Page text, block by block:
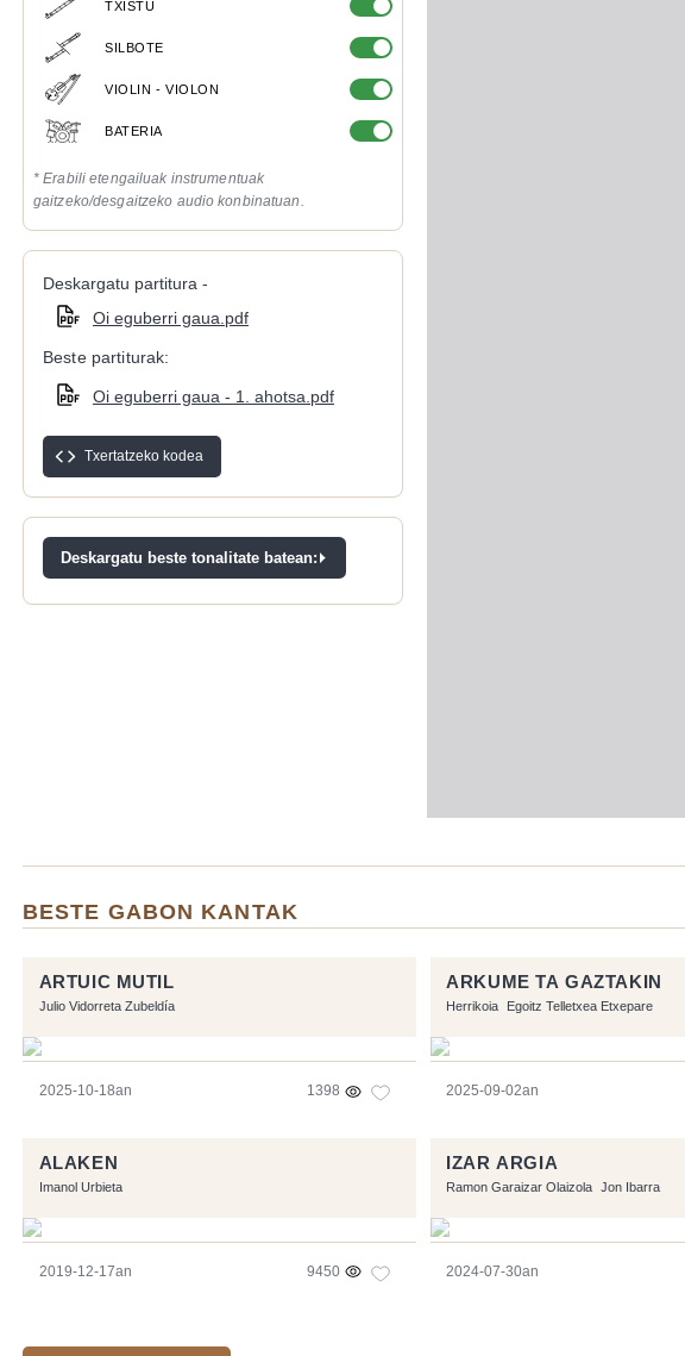
TXISTU
SILBOTE
VIOLIN - VIOLON
BATERIA
* Erabili etengailuak instrumentuak
gaitzeko/desgaitzeko audio konbinatuan.
Deskargatu partitura -
Oi eguberri gaua.pdf
Beste partiturak:
Oi eguberri gaua - 1. ahotsa.pdf
Txertatzeko kodea
Deskargatu beste tonalitate batean:
BESTE GABON KANTAK
ARTUIC MUTIL
Julio Vidorreta Zubeldía
2025-10-18an 1398
ARKUME TA GAZTAKIN
Herrikoia Egoitz Telletxea Etxepare
2025-09-02an
ALAKEN
Imanol Urbieta
2019-12-17an 9450
IZAR ARGIA
Ramon Garaizar Olaizola Jon Ibarra
2024-07-30an